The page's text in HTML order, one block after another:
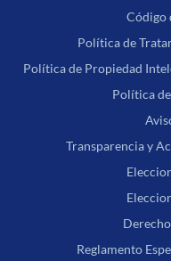
Código
Política de
Política de Propiedad
Política
Transparencia y
Reglamento